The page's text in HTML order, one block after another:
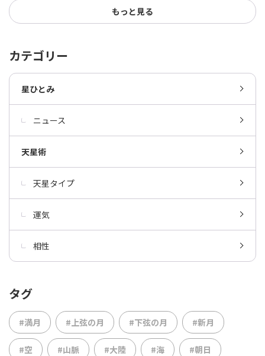
もっと見る
カテゴリー
星ひとみ
ニュース
天星術
天星タイプ
運気
相性
タグ
#満月 #上弦の月 #下弦の月 #新月
#空 #山脈 #大陸 #海 #朝日